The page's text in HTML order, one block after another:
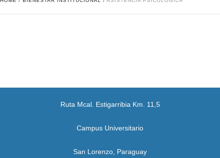
Ruta Mcal. Estigarribia Km. 11,5
Campus Universitario
San Lorenzo, Paraguay